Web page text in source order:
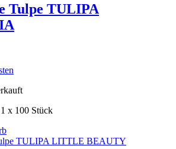
Tulpe TULIPA
x 100 Stück